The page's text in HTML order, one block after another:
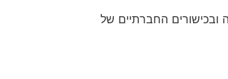
החברתיים של